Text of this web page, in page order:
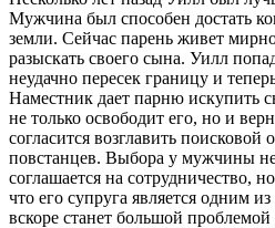
Мужчина был способен достать
земли. Сейчас парень живет
разыскать своего сына. Уилл
неудачно пересек границу и
Наместник дает парню искупить
не только освободит его, но и
согласится возглавить
повстанцев. Выбора у мужчины
соглашается на сотрудничество,
что его супруга является одним
вскоре станет большой проблемой